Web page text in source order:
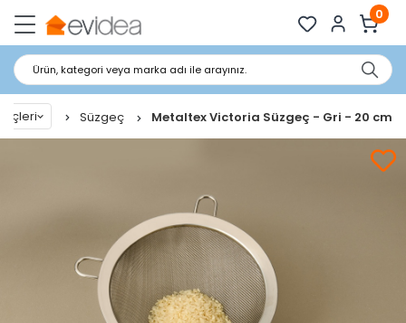
0
Ürün, kategori veya marka adı ile arayınız.
Süzgeç Metaltex Victoria Süzgeç - Gri - 20 cm